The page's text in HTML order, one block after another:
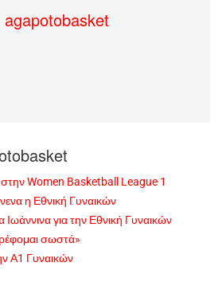
agapotobasket
Women Basketball League 1
η Εθνική Γυναικών
για την Εθνική Γυναικών
σωστά»
Α1 Γυναικών